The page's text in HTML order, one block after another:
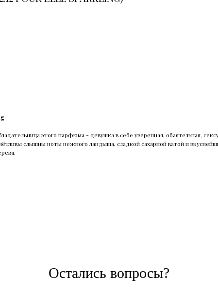
этого парфюма - девушка в себе уверенная, обаятельная,
слышны ноты нежного ландыша, сладкой сахарной ватой и
Остались вопросы?